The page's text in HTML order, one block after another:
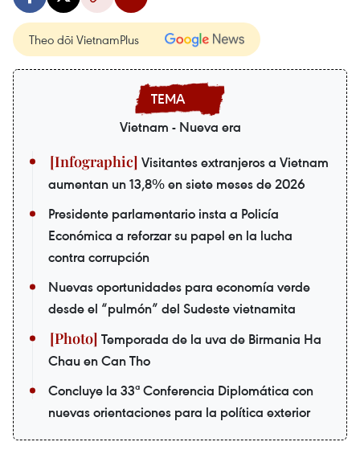
Theo dõi VietnamPlus
Vietnam - Nueva era
Visitantes extranjeros a Vietnam
aumentan un 13,8% en siete meses de 2026
Presidente parlamentario insta a Policía
Económica a reforzar su papel en la lucha
contra corrupción
Nuevas oportunidades para economía verde
desde el “pulmón” del Sudeste vietnamita
Temporada de la uva de Birmania Ha
Chau en Can Tho
Concluye la 33ª Conferencia Diplomática con
nuevas orientaciones para la política exterior